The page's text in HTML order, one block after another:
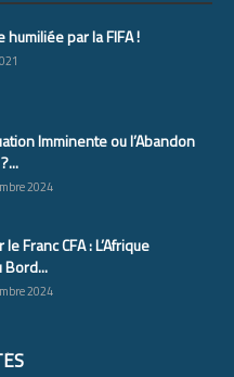
humiliée par la FIFA !
Imminente ou l’Abandon
2024
Franc CFA : L’Afrique
Bord...
2024